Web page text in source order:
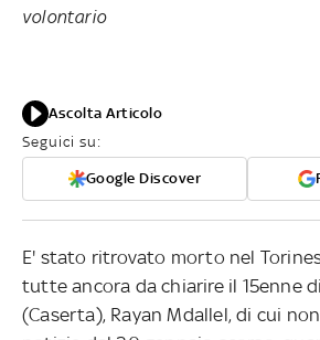
volontario
Ascolta Articolo
Seguici su:
Google Discover
E' stato ritrovato morto nel
tutte ancora da chiarire il 15enne
(Caserta), Rayan Mdallel, di cui